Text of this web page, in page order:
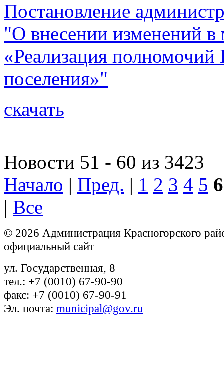
Постановление
"О внесении изменений
«Реализация полномочий
поселения»"
скачать
Новости 51 - 60 из 3423
Начало | Пред. | 1 2 3 4 5 6
| Все
© 2026 Администрация Красногорского
официальный сайт
ул. Государственная, 8
тел.: +7 (0010) 67-90-90
факс: +7 (0010) 67-90-91
Эл. почта: municipal@gov.ru